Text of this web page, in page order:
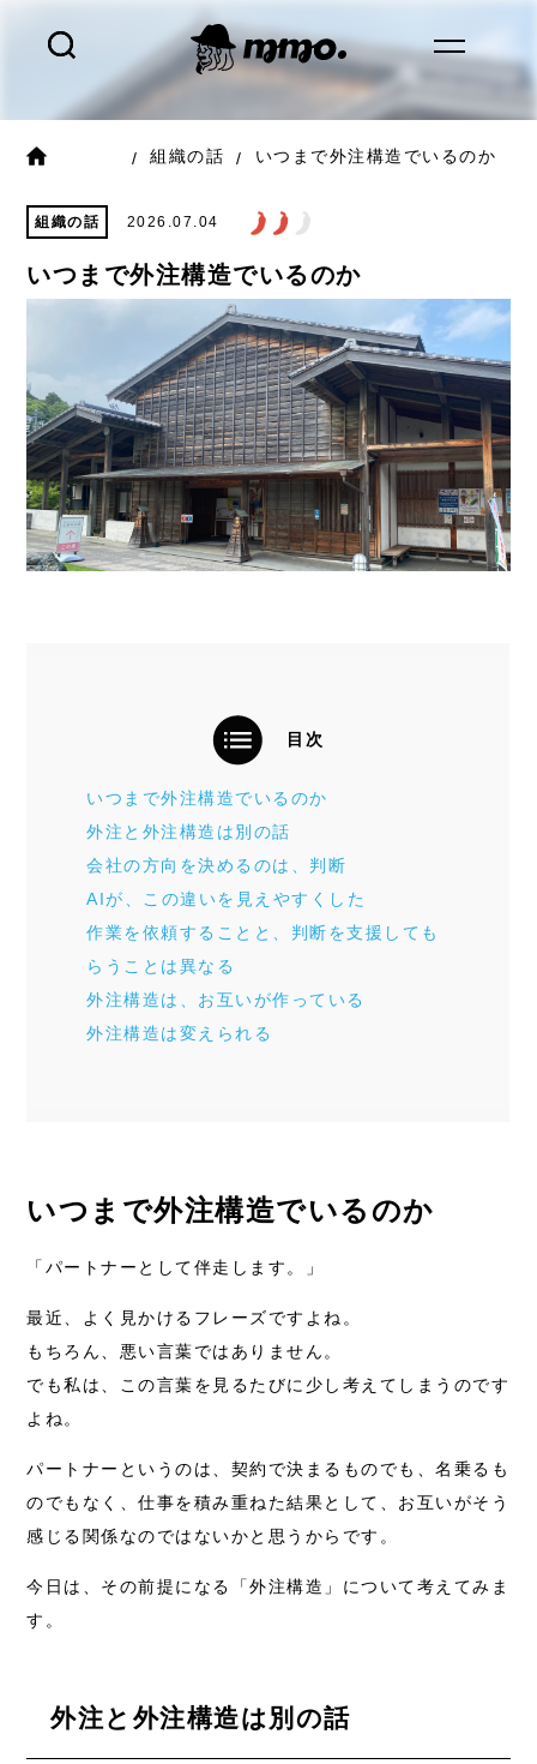
組織の話 いつまで外注構造でいるのか
組織の話 2026.07.04
いつまで外注構造でいるのか
目次
いつまで外注構造でいるのか
外注と外注構造は別の話
会社の方向を決めるのは、判断
AIが、この違いを見えやすくした
作業を依頼することと、判断を支援しても
らうことは異なる
外注構造は、お互いが作っている
外注構造は変えられる
いつまで外注構造でいるのか
「パートナーとして伴走します。」
最近、よく見かけるフレーズですよね。
もちろん、悪い言葉ではありません。
でも私は、この言葉を見るたびに少し考えてしまうのです
よね。
パートナーというのは、契約で決まるものでも、名乗るも
のでもなく、仕事を積み重ねた結果として、お互いがそう
感じる関係なのではないかと思うからです。
今日は、その前提になる「外注構造」について考えてみま
す。
外注と外注構造は別の話